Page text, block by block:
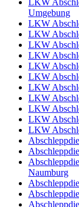
LKW
Umgebung
LKW
LKW
LKW
LKW
LKW
LKW
LKW
LKW
LKW
LKW
LKW
Naumburg